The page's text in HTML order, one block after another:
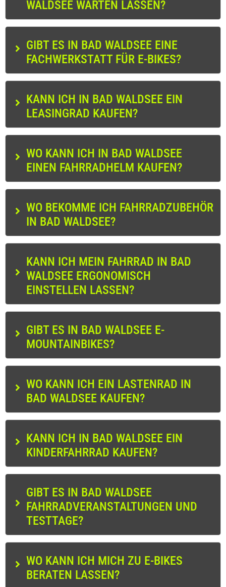
WALDSEE WARTEN LASSEN?
GIBT ES IN BAD WALDSEE EINE
FACHWERKSTATT FÜR E-BIKES?
KANN ICH IN BAD WALDSEE EIN
LEASINGRAD KAUFEN?
WO KANN ICH IN BAD WALDSEE
EINEN FAHRRADHELM KAUFEN?
WO BEKOMME ICH FAHRRADZUBEHÖR
IN BAD WALDSEE?
KANN ICH MEIN FAHRRAD IN BAD
WALDSEE ERGONOMISCH
EINSTELLEN LASSEN?
GIBT ES IN BAD WALDSEE E-
MOUNTAINBIKES?
WO KANN ICH EIN LASTENRAD IN
BAD WALDSEE KAUFEN?
KANN ICH IN BAD WALDSEE EIN
KINDERFAHRRAD KAUFEN?
GIBT ES IN BAD WALDSEE
FAHRRADVERANSTALTUNGEN UND
TESTTAGE?
WO KANN ICH MICH ZU E-BIKES
BERATEN LASSEN?